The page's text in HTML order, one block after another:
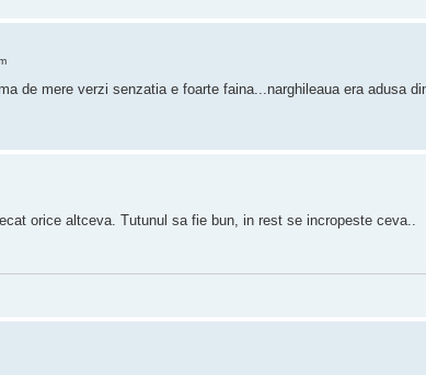
de mere verzi senzatia e foarte faina...narghileaua era adusa
orice altceva. Tutunul sa fie bun, in rest se incropeste ceva..